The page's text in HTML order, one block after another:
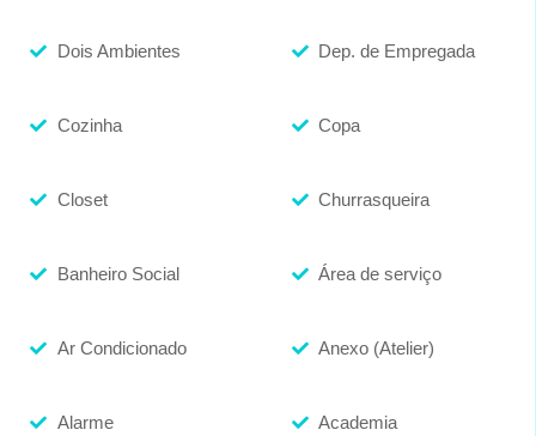
Dois Ambientes Dep. de Empregada
Cozinha Copa
Closet Churrasqueira
Banheiro Social Área de serviço
Ar Condicionado Anexo (Atelier)
Alarme Academia